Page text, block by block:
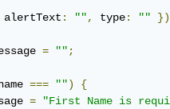
alertText: "", type: ""
= "";
=== "")
{
= "First Name is